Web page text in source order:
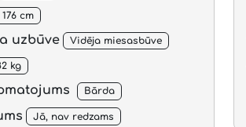
176 cm
uzbūve Vidēja miesasbūve
kg
Bārda
Jā, nav redzams